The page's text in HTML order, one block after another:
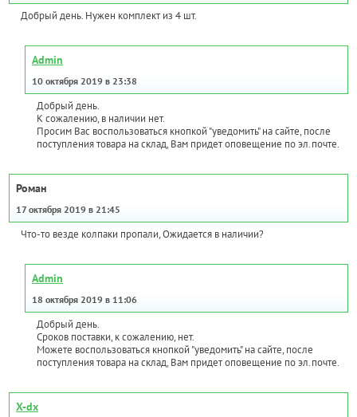
Добрый день. Нужен комплект из 4 шт.
Admin
10 октября 2019 в 23:38
Добрый день.
К сожалению, в наличии нет.
Просим Вас воспользоваться кнопкой "уведомить" на сайте, после
поступления товара на склад, Вам придет оповещение по эл.почте.
Роман
17 октября 2019 в 21:45
Что-то везде колпаки пропали, Ожидается в наличии?
Admin
18 октября 2019 в 11:06
Добрый день.
Сроков поставки, к сожалению, нет.
Можете воспользоваться кнопкой "уведомить" на сайте, после
поступления товара на склад, Вам придет оповещение по эл.почте.
X-dx